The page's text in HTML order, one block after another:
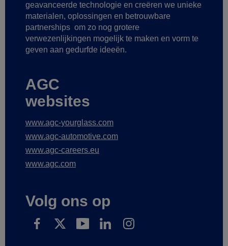
geavanceerde technologie en creëren we unieke
materialen, oplossingen en betrouwbare
partnerships om zo nog grotere
verwezenlijkingen mogelijk te maken en vorm te
geven aan gedurfde ideeën.
AGC
websites
www.agc-yourglass.com
www.agc-automotive.com
www.agc-careers.eu
www.agc.com
Volg ons op